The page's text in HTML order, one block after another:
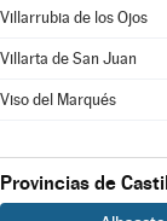
Villarrubia de los Ojos
Villarta de San Juan
Viso del Marqués
Provincias de